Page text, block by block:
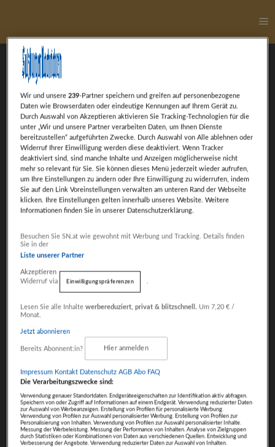
Blog Archiv
Wir und unsere239-Partner speichern und greifen auf personenbezogene
Daten wie Browserdaten oder eindeutige Kennungen auf Ihrem Gerät zu.
Durch Auswahl von Akzeptieren aktivieren Sie Tracking-Technologien für die
unter „Wir und unsere Partner verarbeiten Daten, um Ihnen Dienste
bereitzustellen“ aufgeführten Zwecke. Durch Auswahl von Alle ablehnen oder
Widerruf Ihrer Einwilligung werden diese deaktiviert. Wenn Tracker
deaktiviert sind, sind manche Inhalte und Anzeigen möglicherweise nicht
mehr so relevant für Sie. Sie können dieses Menü jederzeit wieder aufrufen,
um Ihre Einstellungen zu ändern oder Ihre Einwilligung zu widerrufen, indem
Sie auf den Link Voreinstellungen verwalten am unteren Rand der Webseite
klicken. Ihre Einstellungen gelten innerhalb unseres Website. Weitere
Informationen finden Sie in unserer Datenschutzerklärung.
Besuchen Sie SN.at wie gewohnt mit Werbung und Tracking. Details finden
Sie in der
Liste unserer Partner
Akzeptieren
Widerruf via
Einwilligungspräferenzen .
Lesen Sie alle Inhaltewerbereduziert, privat & blitzschnell. Um 7,20 € /
Monat.
Jetzt abonnieren
Bereits Abonnent:in? Hier anmelden
Impressum Kontakt Datenschutz AGB Abo FAQ
Die Verarbeitungszwecke sind:
Verwendung genauer Standortdaten. Endgeräteeigenschaften zur Identifikation aktiv abfragen.
Speichern von oder Zugriff auf Informationen auf einem Endgerät. Verwendung reduzierter Daten
zur Auswahl von Werbeanzeigen. Erstellung von Profilen für personalisierte Werbung.
Verwendung von Profilen zur Auswahl personalisierter Werbung. Erstellung von Profilen zur
Personalisierung von Inhalten. Verwendung von Profilen zur Auswahl personalisierter Inhalte.
Messung der Werbeleistung. Messung der Performance von Inhalten. Analyse von Zielgruppen
durch Statistiken oder Kombinationen von Daten aus verschiedenen Quellen. Entwicklung und
Verbesserung der Angebote. Verwendung reduzierter Daten zur Auswahl von Inhalten.